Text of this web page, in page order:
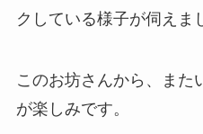
クしている様子が伺えま
このお坊さんから、また
が楽しみです。